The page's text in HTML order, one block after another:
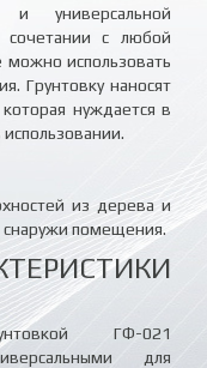
и универсальной
сочетании с любой
использовать
Грунтовку наносят
нуждается в
из дерева и
снаружи помещения.
ГФ-021
для